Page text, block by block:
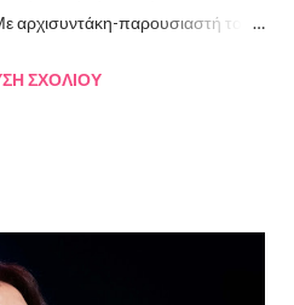
αρχισυντάκη-παρουσιαστή τον
3 Αυγούστου και κάθε Σάββατο
τίμησαν ο πρώην
Στάθης Βαλούκος, ο
ΣΧΟΛΊΟΥ